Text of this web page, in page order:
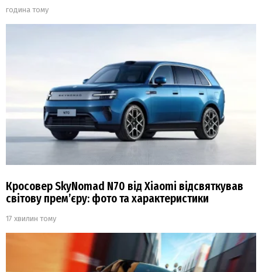
година тому
Кросовер SkyNomad N70 від Xiaomi відсвяткував
світову прем’єру: фото та характеристики
17 хвилин тому